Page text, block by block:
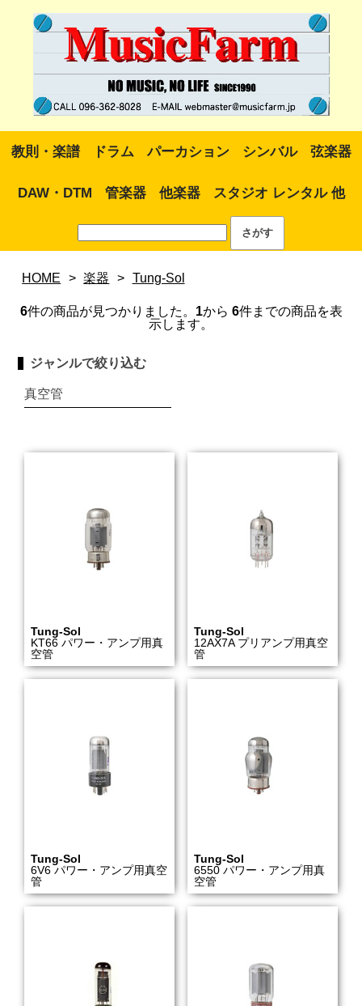
教則・楽譜 ドラム パーカション シンバル 弦楽器
DAW・DTM 管楽器 他楽器 スタジオ レンタル 他
HOME > 楽器 > Tung-Sol
6件の商品が見つかりました。 1から 6件までの商品を表
示します。
ジャンルで絞り込む
真空管
Tung-Sol
KT66 パワー・アンプ用真
空管
Tung-Sol
12AX7A プリアンプ用真空
管
Tung-Sol
6V6 パワー・アンプ用真空
管
Tung-Sol
6550 パワー・アンプ用真
空管